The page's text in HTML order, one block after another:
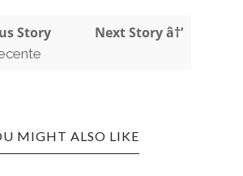
Story Next Story â†’
MIGHT ALSO LIKE